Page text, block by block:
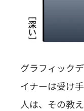
グラフィック
イナーは受け
人は、その教